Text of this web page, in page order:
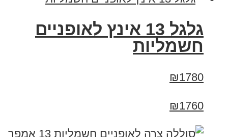
גלגל 13 אינץ לאופניים
חשמליות
₪1780
₪1760